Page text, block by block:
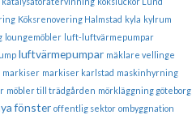
Köksrenovering Halmstad kyla kylrum
loungemöbler luft-luftvärmepumpar
luftvärmepumpar mäklare vellinge
markiser markiser karlstad maskinhyrning
möbler till trädgården mörkläggning göteborg
fönster offentlig sektor ombyggnation